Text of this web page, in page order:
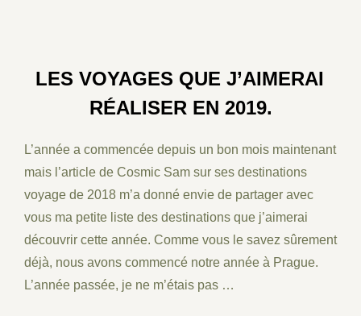
LES VOYAGES QUE J’AIMERAI
RÉALISER EN 2019.
L’année a commencée depuis un bon mois maintenant
mais l’article de Cosmic Sam sur ses destinations
voyage de 2018 m’a donné envie de partager avec
vous ma petite liste des destinations que j’aimerai
découvrir cette année. Comme vous le savez sûrement
déjà, nous avons commencé notre année à Prague.
L’année passée, je ne m’étais pas …